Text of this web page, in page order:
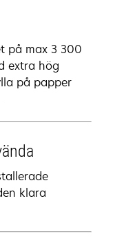
på max 3 300
extra hög
på papper
klara